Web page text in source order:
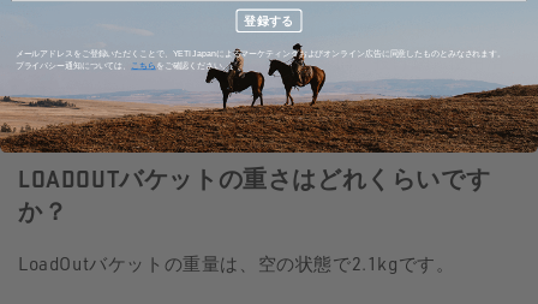
保存する必要があるものが何であれ、22.7リットル入りま
す。例えば、リール、ひまわりの種、餌、投げ網、使用済
み薬莢、バーベキューソース、スペアツール、食料などを
入れれば、出かける準備は完了です。
LOADOUTバケットの重さはどれくらいです
か？
LoadOutバケットの重量は、空の状態で2.1kgです。
登録する
メールアドレスをご登録いただくことで、YETI Japanによるマーケティングおよびオンライン広告に同意したものとみなされます。
プライバシー通知については、
こちら をご確認ください。